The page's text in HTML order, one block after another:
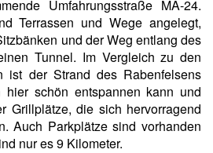
Umfahrungsstraße MA-24.
Terrassen und Wege angelegt,
und der Weg entlang des
Tunnel. Im Vergleich zu den
ist der Strand des Rabenfelsens
schön entspannen kann und
Grillplätze, die sich hervorragend
Auch Parkplätze sind vorhanden
nur es 9 Kilometer.